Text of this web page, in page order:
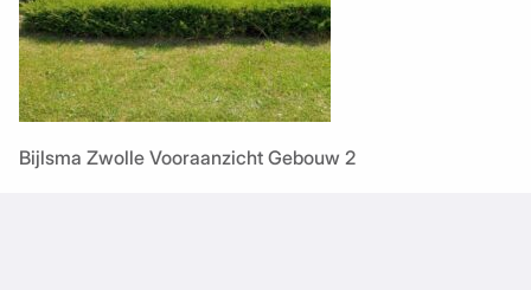
Bijlsma Zwolle Vooraanzicht Gebouw 2